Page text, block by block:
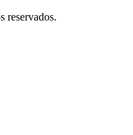
reservados.